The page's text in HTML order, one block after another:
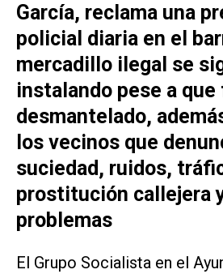
García, reclama una
policial diaria en el
mercadillo ilegal se
instalando pese a que
desmantelado,
los vecinos que
suciedad, ruidos,
prostitución callejera
problemas
El Grupo Socialista en el